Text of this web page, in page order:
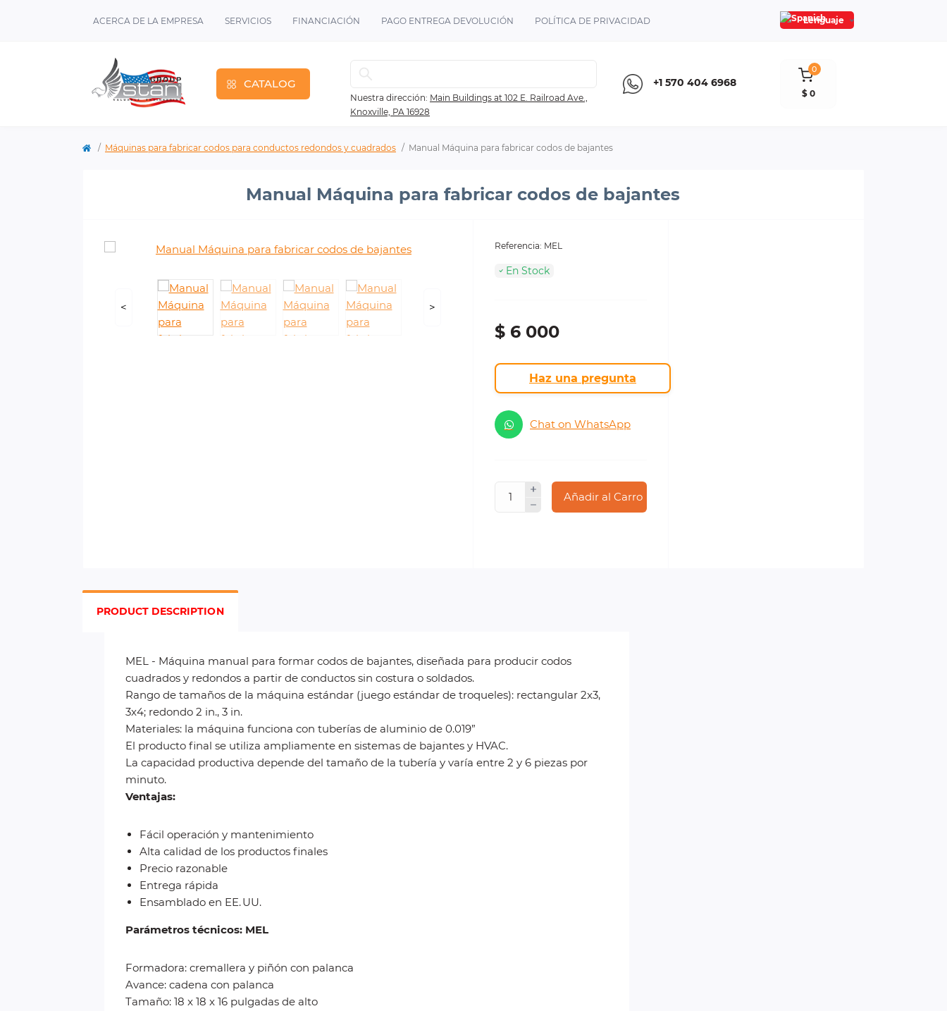
ACERCA DE LA EMPRESA SERVICIOS FINANCIACIÓN PAGO ENTREGA DEVOLUCIÓN POLÍTICA DE PRIVACIDAD Lenguaje
CATALOG
Nuestra dirección: Main Buildings at 102 E. Railroad Ave.,
Knoxville, PA 16928
+1 570 404 6968
0
$ 0
Máquinas para fabricar codos para conductos redondos y cuadrados Manual Máquina para fabricar codos de bajantes
Manual Máquina para fabricar codos de bajantes
< >
Referencia: MEL
En Stock
$ 6 000
Haz una pregunta
Chat on WhatsApp
Añadir al Carro
PRODUCT DESCRIPTION
MEL - Máquina manual para formar codos de bajantes, diseñada para producir codos
cuadrados y redondos a partir de conductos sin costura o soldados.
Rango de tamaños de la máquina estándar (juego estándar de troqueles): rectangular 2x3,
3x4; redondo 2 in., 3 in.
Materiales: la máquina funciona con tuberías de aluminio de 0.019”
El producto final se utiliza ampliamente en sistemas de bajantes y HVAC.
La capacidad productiva depende del tamaño de la tubería y varía entre 2 y 6 piezas por
minuto.
Ventajas:
Fácil operación y mantenimiento
Alta calidad de los productos finales
Precio razonable
Entrega rápida
Ensamblado en EE. UU.
Parámetros técnicos: MEL
Formadora: cremallera y piñón con palanca
Avance: cadena con palanca
Tamaño: 18 x 18 x 16 pulgadas de alto